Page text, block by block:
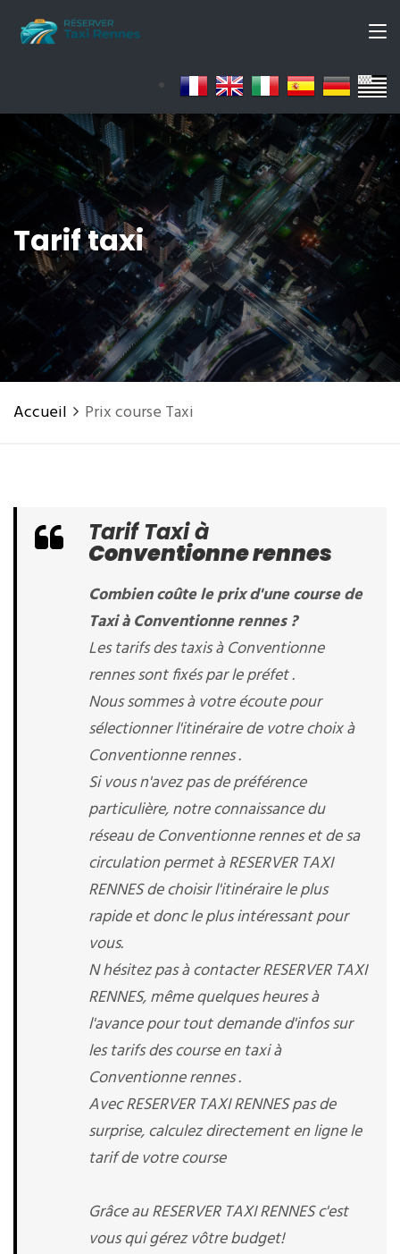
Tarif taxi
Accueil Prix course Taxi
Tarif Taxi à
Conventionne rennes
Combien coûte le prix d'une course de
Taxi à Conventionne rennes ?
Les tarifs des taxis à Conventionne
rennes sont fixés par le préfet .
Nous sommes à votre écoute pour
sélectionner l'itinéraire de votre choix à
Conventionne rennes .
Si vous n'avez pas de préférence
particulière, notre connaissance du
réseau de Conventionne rennes et de sa
circulation permet à RESERVER TAXI
RENNES de choisir l'itinéraire le plus
rapide et donc le plus intéressant pour
vous.
N hésitez pas à contacter RESERVER TAXI
RENNES, même quelques heures à
l'avance pour tout demande d'infos sur
les tarifs des course en taxi à
Conventionne rennes .
Avec RESERVER TAXI RENNES pas de
surprise, calculez directement en ligne le
tarif de votre course
Grâce au RESERVER TAXI RENNES c'est
vous qui gérez vôtre budget!